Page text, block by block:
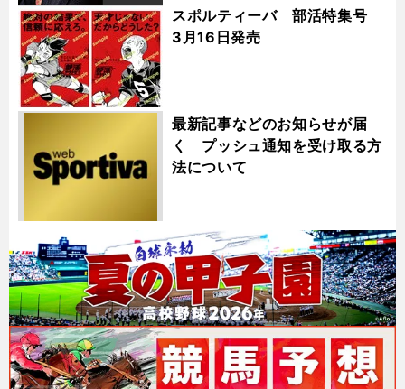
スポルティーバ 部活特集号
3月16日発売
最新記事などのお知らせが届
く プッシュ通知を受け取る方
法について